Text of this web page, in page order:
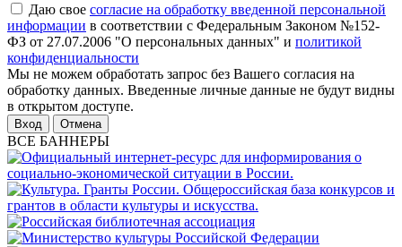
Даю свое согласие на обработку введенной персональной
информации в соответствии с Федеральным Законом №152-
ФЗ от 27.07.2006 "О персональных данных" и политикой
конфиденциальности
Мы не можем обработать запрос без Вашего согласия на
обработку данных. Введенные личные данные не будут видны
в открытом доступе.
Отмена
ВСЕ БАННЕРЫ